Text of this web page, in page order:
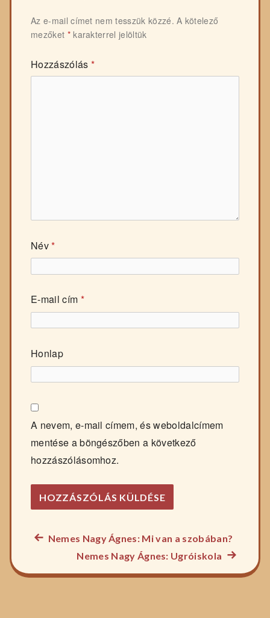
Az e-mail címet nem tesszük közzé. A kötelező
mezőket *karakterrel jelöltük
Hozzászólás *
Név*
E-mail cím *
Honlap
A nevem, e-mail címem, és weboldalcímem
mentése a böngészőben a következő
hozzászólásomhoz.
Bejegyzés
navigáció
Előző
főzelék
recept:
Nemes Nagy Ágnes: Mi van a szobában?
Nemes Nagy Ágnes: Ugróiskola
főzelék